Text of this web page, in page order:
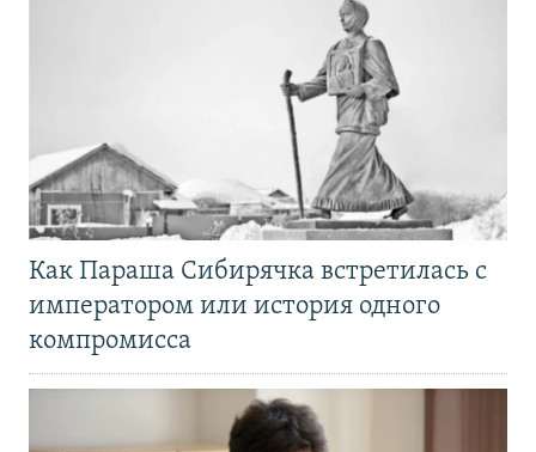
Как Параша Сибирячка встретилась с
императором или история одного
компромисса